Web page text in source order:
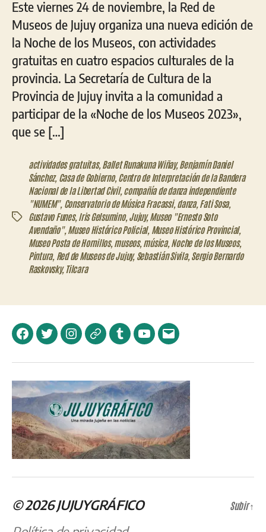
Este viernes 24 de noviembre, la Red de
Museos de Jujuy organiza una nueva edición de
la Noche de los Museos, con actividades
gratuitas en cuatro espacios culturales de la
provincia. La Secretaría de Cultura de la
Provincia de Jujuy invita a la comunidad a
participar de la «Noche de los Museos 2023»,
que se […]
Etiquetas
actividades gratuitas, Ballet Runakuna Wiñay,Benjamín Daniel
Sánchez, Casa de Gobierno, Centro de Interpretación de la Bandera
Nacional de la Libertad Civil, compañía de danza independiente
"NUMEM", Conservatorio de Música Fracassi, danza, Fati Sosa,
Gustavo Funes, Iris Gelsumino, Jujuy,Museo "Ernesto Soto
Avendaño", Museo Histórico Policial, Museo Histórico Provincial,
Museo Posta de Hornillos, museos, música, Noche de los Museos,
Pintura, Red de Museos de Jujuy, Sebastián Sivila, Sergio Bernardo
Raskovsky, Tilcara
FacebookTwitterInstagramTelegramTumblrYouTubeCorreo
© 2026JUJUYGRÁFICO
Subir↑